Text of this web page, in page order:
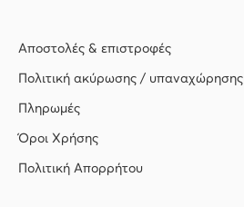
Αποστολές & επιστροφές
Πολιτική ακύρωσης / υπαναχώρησης
Πληρωμές
Όροι Χρήσης
Πολιτική Απορρήτου